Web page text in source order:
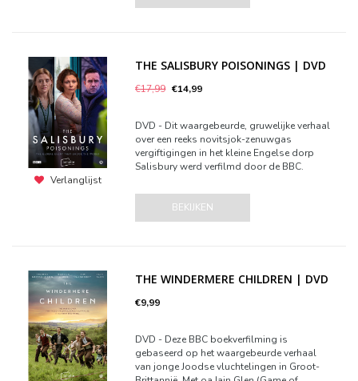
Verlanglijst
THE SALISBURY POISONINGS | DVD
€17,99 €14,99
DVD - Dit waargebeurde, gruwelijke verhaal
over een reeks novitsjok-zenuwgas
vergiftigingen in het kleine Engelse dorp
Salisbury werd verfilmd door de BBC.
BEKIJKEN
THE WINDERMERE CHILDREN | DVD
€9,99
DVD - Deze BBC boekverfilming is
gebaseerd op het waargebeurde verhaal
van jonge Joodse vluchtelingen in Groot-